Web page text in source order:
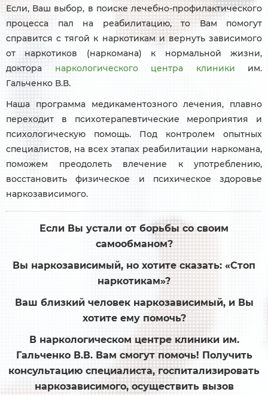
Если, Ваш выбор, в поиске лечебно-профилактического
процесса пал на реабилитацию, то Вам помогут
справится с тягой к наркотикам и вернуть зависимого
от наркотиков (наркомана) к нормальной жизни,
доктора наркологического центра клиники им.
Гальченко В.В.
Наша программа медикаментозного лечения, плавно
переходит в психотерапевтические мероприятия и
психологическую помощь. Под контролем опытных
специалистов, на всех этапах реабилитации наркомана,
поможем преодолеть влечение к употреблению,
восстановить физическое и психическое здоровье
наркозависимого.
Если Вы устали от борьбы со своим
самообманом?
Вы наркозависимый, но хотите сказать: «Стоп
наркотикам»?
Ваш близкий человек наркозависимый, и Вы
хотите ему помочь?
В наркологическом центре клиники им.
Гальченко В.В. Вам смогут помочь! Получить
консультацию специалиста, госпитализировать
наркозависимого, осуществить вызов